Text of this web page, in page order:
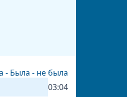
- Была - не была
03:04